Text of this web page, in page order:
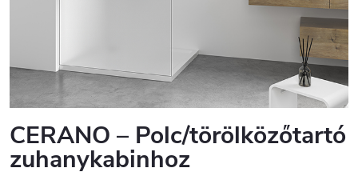
CERANO – Polc/törölközőtartó
zuhanykabinhoz